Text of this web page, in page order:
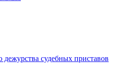
дежурства судебных приставов